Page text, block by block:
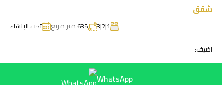
شقق
1|2|3
635متر مربع
تحت الإنشاء
اضيف:
WhatsApp